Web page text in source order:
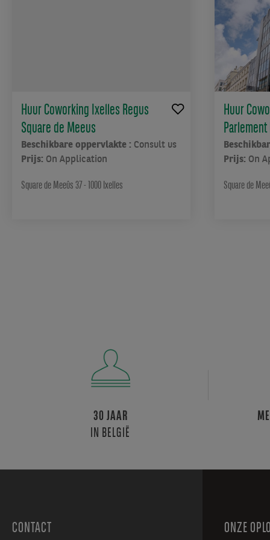
Huur Coworking Ixelles Regus
Square de Meeus
Beschikbare oppervlakte : Consult us
Prijs: On Application
Square de Meeûs 37 - 1000 Ixelles
Huur
Parlement
Prijs: On
Square de
30 JAAR
IN BELGIË
CONTACT ONZE